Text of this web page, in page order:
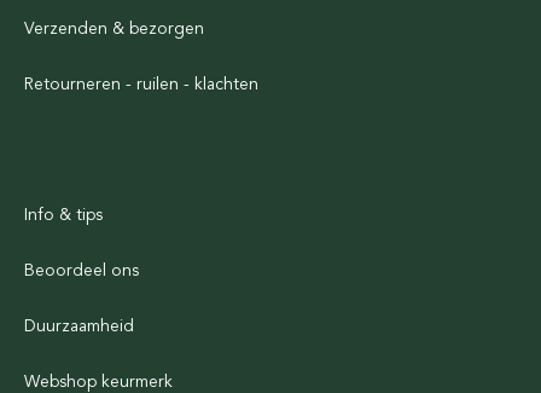
Verzenden & bezorgen
Retourneren - ruilen - klachten
Info & tips
Beoordeel ons
Duurzaamheid
Webshop keurmerk